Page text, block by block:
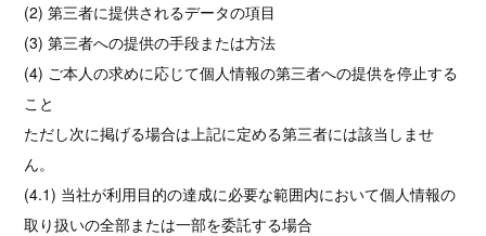
(2) 第三者に提供されるデータの項目
(3) 第三者への提供の手段または方法
(4) ご本人の求めに応じて個人情報の第三者への提供を停止する
こと
ただし次に掲げる場合は上記に定める第三者には該当しませ
ん。
(4.1) 当社が利用目的の達成に必要な範囲内において個人情報の
取り扱いの全部または一部を委託する場合